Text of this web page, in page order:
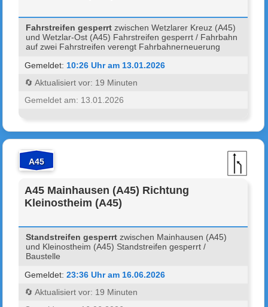
Fahrstreifen gesperrt zwischen Wetzlarer Kreuz (A45)
und Wetzlar-Ost (A45) Fahrstreifen gesperrt / Fahrbahn
auf zwei Fahrstreifen verengt Fahrbahnerneuerung
Gemeldet: 10:26 Uhr am 13.01.2026
🔄 Aktualisiert vor: 19 Minuten
Gemeldet am: 13.01.2026
A45
A45 Mainhausen (A45) Richtung
Kleinostheim (A45)
Standstreifen gesperrt zwischen Mainhausen (A45)
und Kleinostheim (A45) Standstreifen gesperrt /
Baustelle
Gemeldet:23:36 Uhr am 16.06.2026
🔄 Aktualisiert vor: 19 Minuten